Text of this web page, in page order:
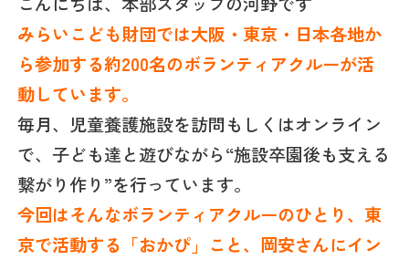
みらいこども財団では大阪・東京・日本各地か
ら参加する約200名のボランティアクルーが活
動しています。
毎月、児童養護施設を訪問もしくはオンライン
で、子ども達と遊びながら“施設卒園後も支える
繋がり作り”を行っています。
今回はそんなボランティアクルーのひとり、東
京で活動する「おかぴ」こと、岡安さんにイン